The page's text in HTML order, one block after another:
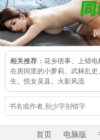
相关推荐： 花乡痞事 上错
在房间里的小萝莉
武林乱史
生 、悦女吴县 火影风流
首页 电脑版